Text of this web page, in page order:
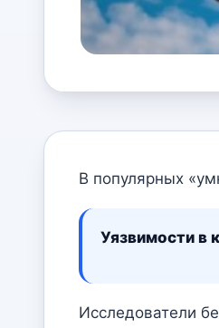
В популярных
Уязвимости в
Исследователи